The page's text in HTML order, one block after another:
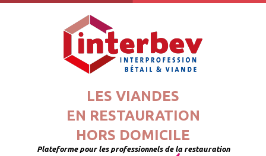
LES VIANDES
EN RESTAURATION
HORS DOMICILE
Plateforme pour les professionnels de la restauration